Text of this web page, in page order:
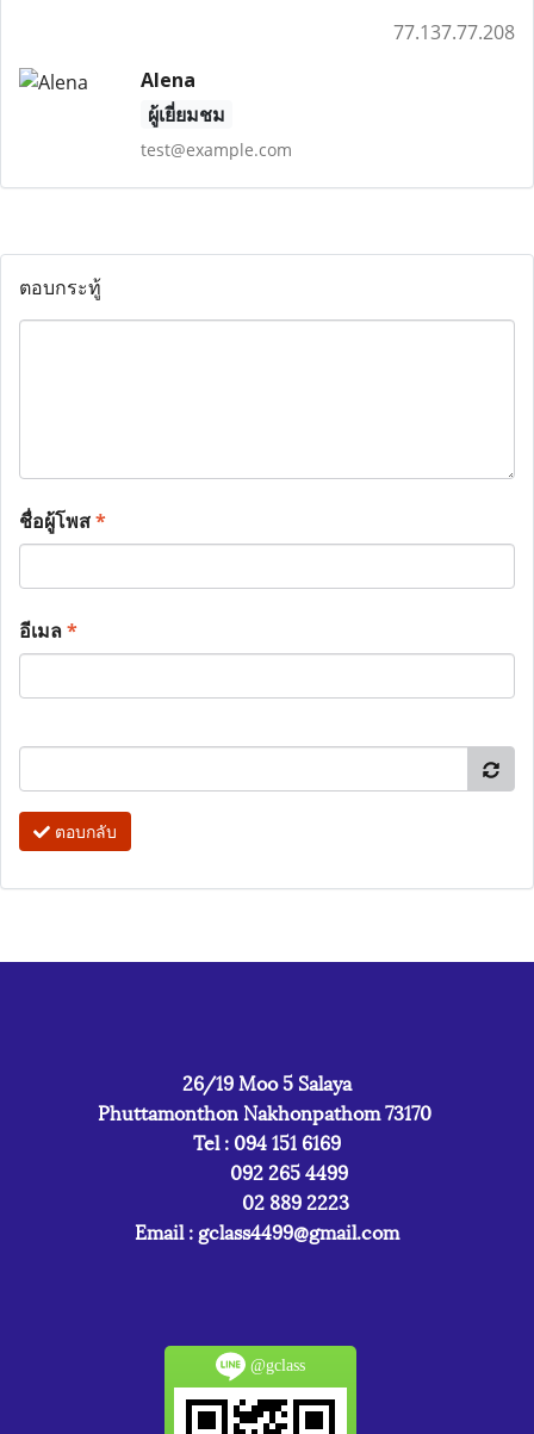
77.137.77.208
Alena
ผู้เยี่ยมชม
test@example.com
ตอบกระทู้
ชื่อผู้โพส*
อีเมล*
ตอบกลับ
26/19 Moo 5 Salaya
Phuttamonthon Nakhonpathom 73170
Tel : 094 151 6169
092 265 4499
02 889 2223
Email : gclass4499@gmail.com
@gclass